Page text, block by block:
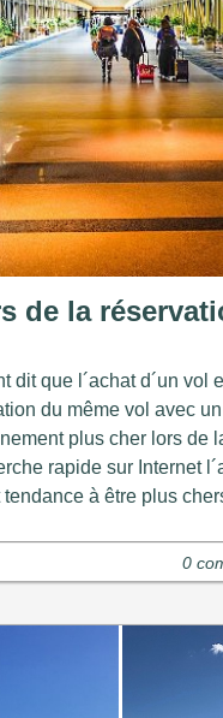
de la
dit que l´achat d´un vol
du même vol avec
plus cher lors de
rapide sur Internet
à être plus
0